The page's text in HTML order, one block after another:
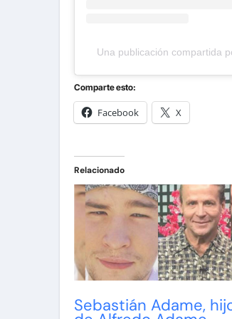
Una publicación compartida
Comparte esto:
Facebook X
Relacionado
Sebastián Adame,